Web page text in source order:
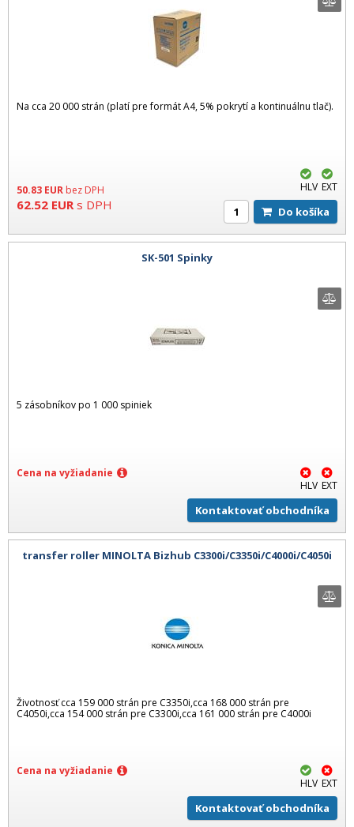
Na cca 20 000 strán (platí pre formát A4, 5% pokrytí a kontinuálnu tlač).
50.83 EUR bez DPH
62.52 EUR s DPH
HLV EXT
Do košíka
SK-501 Spinky
5 zásobníkov po 1 000 spiniek
Cena na vyžiadanie
HLV EXT
Kontaktovať obchodníka
transfer roller MINOLTA Bizhub C3300i/C3350i/C4000i/C4050i
Životnosť cca 159 000 strán pre C3350i,cca 168 000 strán pre
C4050i,cca 154 000 strán pre C3300i,cca 161 000 strán pre C4000i
Cena na vyžiadanie
HLV EXT
Kontaktovať obchodníka